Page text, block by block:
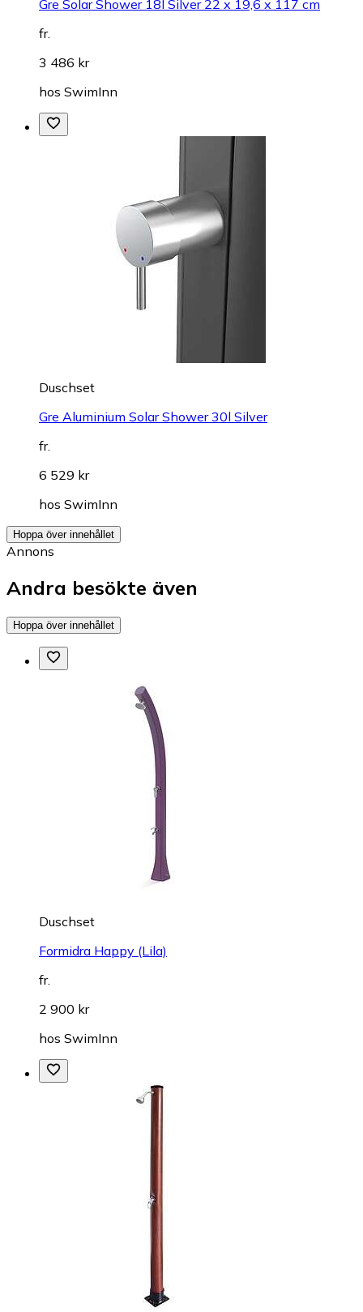
Gre Solar Shower 18l Silver 22 x 19,6 x 117 cm
fr.
3 486 kr
hos SwimInn
Duschset
Gre Aluminium Solar Shower 30l Silver
fr.
6 529 kr
hos SwimInn
Hoppa över innehållet
Annons
Andra besökte även
Hoppa över innehållet
Duschset
Formidra Happy (Lila)
fr.
2 900 kr
hos SwimInn